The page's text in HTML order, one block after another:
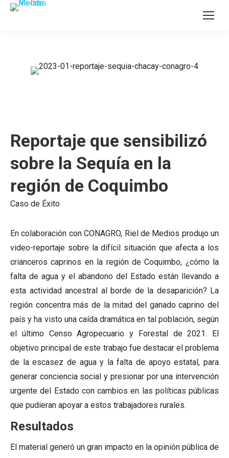
Reportaje que sensibilizó
sobre la Sequía en la
región de Coquimbo
Caso de Éxito
En colaboración con CONAGRO, Riel de Medios produjo un
video-reportaje sobre la difícil situación que afecta a los
crianceros caprinos en la región de Coquimbo, ¿cómo la
falta de agua y el abandono del Estado están llevando a
esta actividad ancestral al borde de la desaparición? La
región concentra más de la mitad del ganado caprino del
país y ha visto una caída dramática en tal población, según
el último Censo Agropecuario y Forestal de 2021. El
objetivo principal de este trabajo fue destacar el problema
de la escasez de agua y la falta de apoyo estatal, para
generar conciencia social y presionar por una intervención
urgente del Estado con cambios en las políticas públicas
que pudieran apoyar a estos trabajadores rurales.
Resultados
El material generó un gran impacto en la opinión pública de